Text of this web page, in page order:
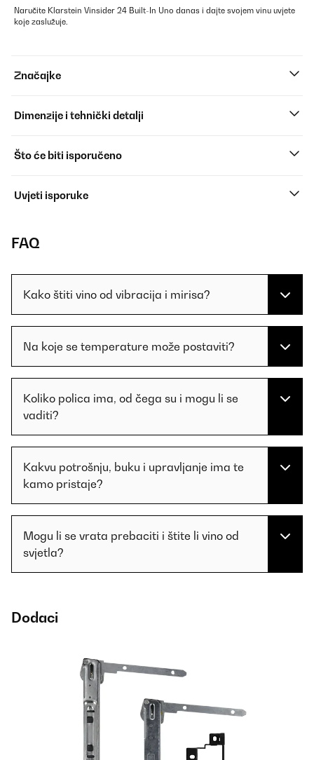
Naručite Klarstein Vinsider 24 Built-In Uno danas i dajte svojem vinu uvjete
koje zaslužuje.
Značajke
Dimenzije i tehnički detalji
Što će biti isporučeno
Uvjeti isporuke
FAQ
Kako štiti vino od vibracija i mirisa?
Na koje se temperature može postaviti?
Koliko polica ima, od čega su i mogu li se
vaditi?
Kakvu potrošnju, buku i upravljanje ima te
kamo pristaje?
Mogu li se vrata prebaciti i štite li vino od
svjetla?
Dodaci